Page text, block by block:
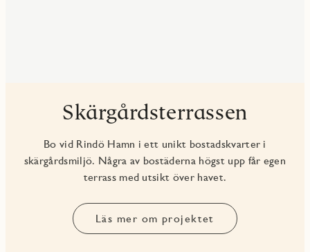
Skärgårdsterrassen
Bo vid Rindö Hamn i ett unikt bostadskvarter i
skärgårdsmiljö. Några av bostäderna högst upp får egen
terrass med utsikt över havet.
Läs mer om projektet